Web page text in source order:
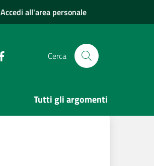
Accedi all'area personale
Cerca
Tutti gli argomenti